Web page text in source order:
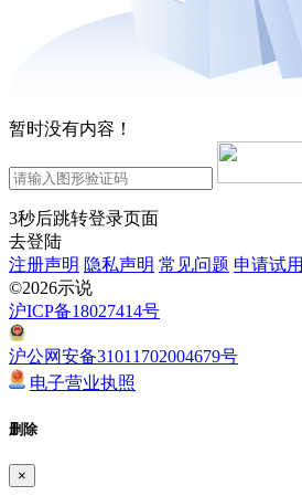
暂时没有内容！
3秒后跳转登录页面
去登陆
注册声明 隐私声明 常见问题 申请试用
©2026示说
沪ICP备18027414号
沪公网安备31011702004679号
电子营业执照
删除
×